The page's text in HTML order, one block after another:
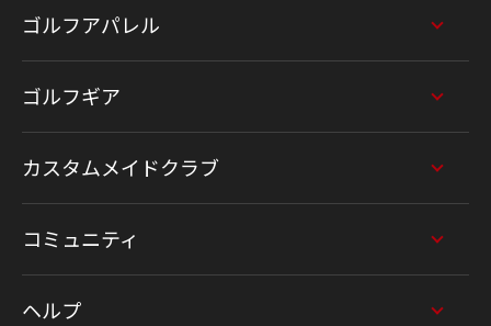
ゴルフアパレル
ゴルフギア
カスタムメイドクラブ
コミュニティ
ヘルプ